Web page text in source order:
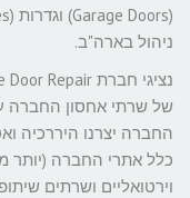
ניהול בארה"ב.
של שרתי אחסון החברה
החברה יצרנו היררכיה
וירטואליים ושרתים